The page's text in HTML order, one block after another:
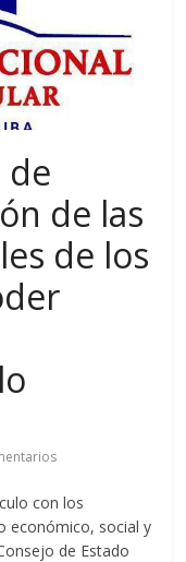
de
de las
de los
con los
económico, social y
de Estado